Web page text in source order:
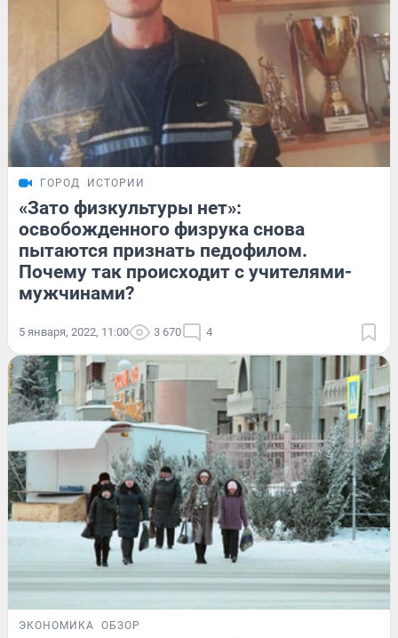
ГОРОД ИСТОРИИ
«Зато физкультуры нет»:
освобожденного физрука снова
пытаются признать педофилом.
Почему так происходит с учителями-
мужчинами?
5 января, 2022, 11:00 3 670 4
ЭКОНОМИКА ОБЗОР